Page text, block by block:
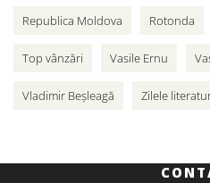
Republica Moldova Rotonda
Top vânzări Vasile Ernu
Vladimir Beșleagă Zilele